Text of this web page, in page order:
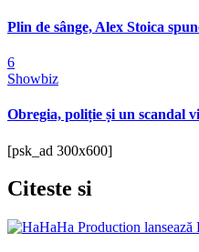
Plin de sânge, Alex Stoica
6
Showbiz
Obregia, poliție și un scandal
[psk_ad 300x600]
Citeste si